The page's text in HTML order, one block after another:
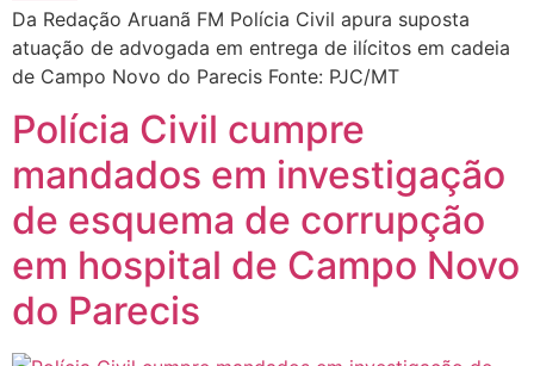
Da Redação Aruanã FM Polícia Civil apura suposta
atuação de advogada em entrega de ilícitos em cadeia
de Campo Novo do Parecis Fonte: PJC/MT
Polícia Civil cumpre
mandados em investigação
de esquema de corrupção
em hospital de Campo Novo
do Parecis